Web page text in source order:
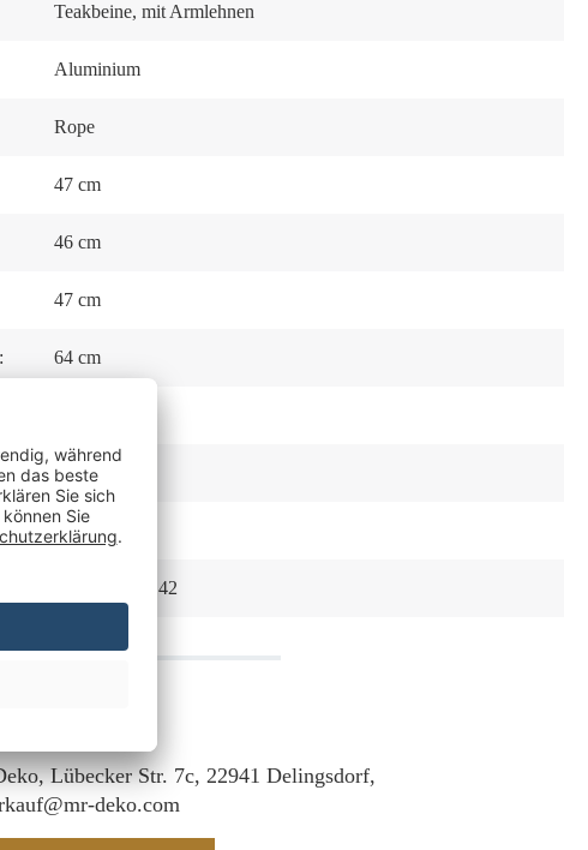
Teakbeine, mit Armlehnen
Aluminium
Rope
47 cm
46 cm
47 cm
64 cm
1x Sitzkissen
150
4250792941142
Lübecker Str. 7c, 22941 Delingsdorf,
deko.com